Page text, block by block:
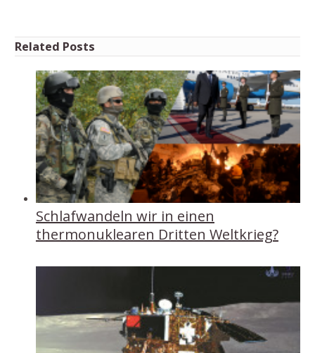
Related Posts
Schlafwandeln wir in einen
thermonuklearen Dritten Weltkrieg?